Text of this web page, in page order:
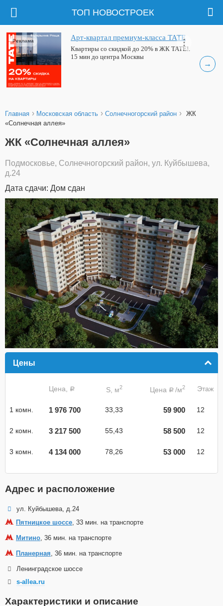
ТОП НОВОСТРОЕК
→
Арт-квартал премиум-класса ТАТЕ
Квартиры со скидкой до 20% в ЖК ТАТЕ!.
15 мин до центра Москвы
Реклама
Главная › Московская область › Солнечногорский район › ЖК
«Солнечная аллея»
ЖК «Солнечная аллея»
Подмосковье, Солнечногорский район, ул. Куйбышева,
д.24
Дата сдачи: Дом сдан
Цены
Цена, a S, м2 Цена a /м2 Этаж
1 комн. 1 976 700 33,33 59 900 12
2 комн. 3 217 500 55,43 58 500 12
3 комн. 4 134 000 78,26 53 000 12
Адрес и расположение
ул. Куйбышева, д.24
Пятницкое шоссе, 33 мин. на транспорте
Митино, 36 мин. на транспорте
Планерная, 36 мин. на транспорте
Ленинградское шоссе
s-allea.ru
Характеристики и описание